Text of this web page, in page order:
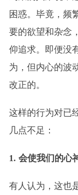
困惑。毕竟，频
要的欲望和杂念
仰追求。即便没
为，但内心的波
改正的。
这样的行为对已
几点不足：
1. 会使我们的心
有人认为，这也